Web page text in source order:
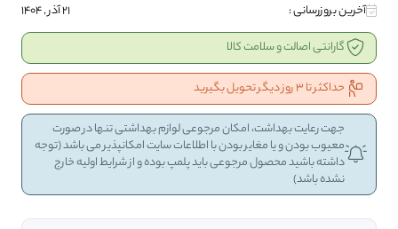
آخرین بروزرسانی :
21 آذر , 1404
گارانتی اصالت و سلامت کالا
حداکثر تا 3 روز دیگر تحویل بگیرید
جهت رعایت بهداشت، امکان مرجوعی لوازم بهداشتی تنها در صورت
معیوب بودن و یا مغایر بودن با اطلاعات سایت امکانپذیر می باشد (توجه
داشته باشید محصول مرجوعی باید پلمپ بوده و از شرایط اولیه خارج
نشده باشد)